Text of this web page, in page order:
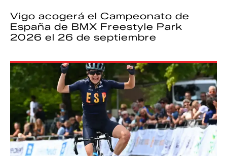
Vigo acogerá el Campeonato de
España de BMX Freestyle Park
2026 el 26 de septiembre